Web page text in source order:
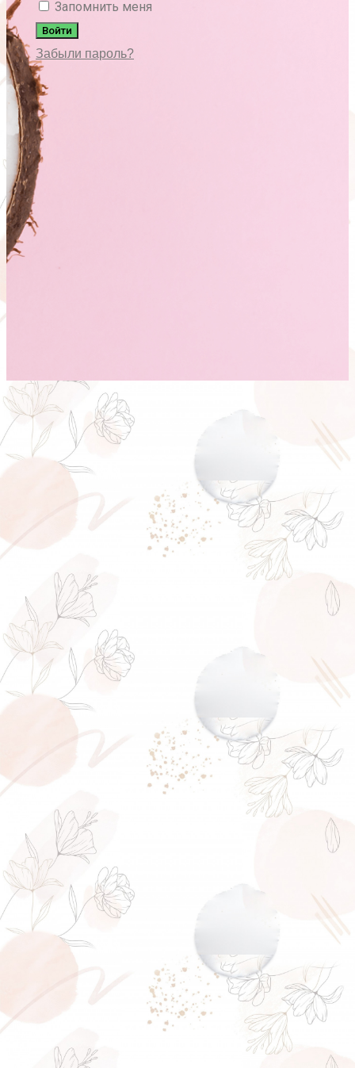
Запомнить меня
Войти
Забыли пароль?